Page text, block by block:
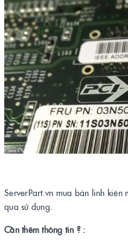
ServerPart.vn mua bán linh
qua sử dụng.
Cần thêm thông tin ? :